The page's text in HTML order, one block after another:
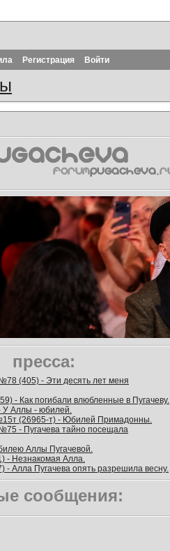
Регистрация Войти
пресса:
(405) - Эти десять лет меня
- Как погибали влюбленные в Пугачеву.
У Аллы - юбилей.
(26965-т) - Юбилей Примадонны.
- Пугачева тайно посещала
Аллы Пугачевой.
- Незнакомая Алла.
- Алла Пугачева опять разрешила весну.
сообщения: